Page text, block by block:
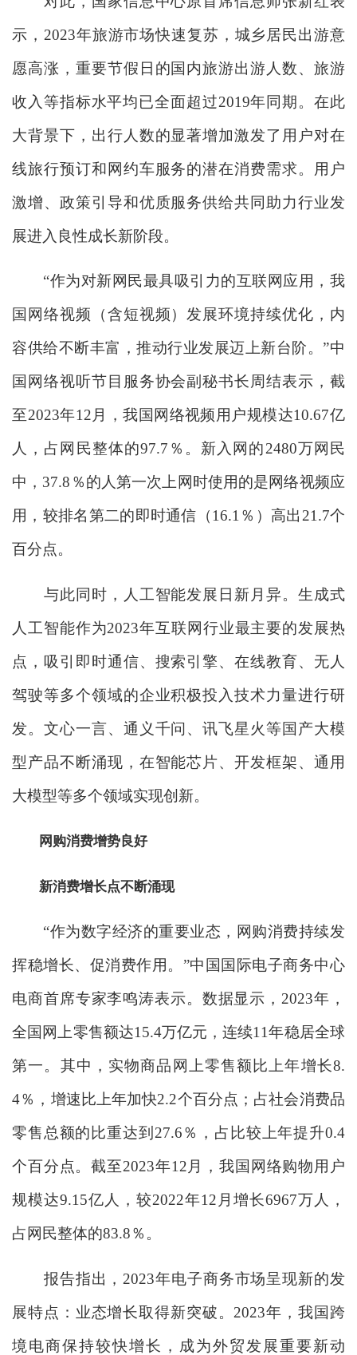
示，2023年旅游市场快速复苏，城乡居民出游意
愿高涨，重要节假日的国内旅游出游人数、旅游
收入等指标水平均已全面超过2019年同期。在此
大背景下，出行人数的显著增加激发了用户对在
线旅行预订和网约车服务的潜在消费需求。用户
激增、政策引导和优质服务供给共同助力行业发
展进入良性成长新阶段。
“作为对新网民最具吸引力的互联网应用，我
国网络视频（含短视频）发展环境持续优化，内
容供给不断丰富，推动行业发展迈上新台阶。”中
国网络视听节目服务协会副秘书长周结表示，截
至2023年12月，我国网络视频用户规模达10.67亿
人，占网民整体的97.7％。新入网的2480万网民
中，37.8％的人第一次上网时使用的是网络视频应
用，较排名第二的即时通信（16.1％）高出21.7个
百分点。
与此同时，人工智能发展日新月异。生成式
人工智能作为2023年互联网行业最主要的发展热
点，吸引即时通信、搜索引擎、在线教育、无人
驾驶等多个领域的企业积极投入技术力量进行研
发。文心一言、通义千问、讯飞星火等国产大模
型产品不断涌现，在智能芯片、开发框架、通用
大模型等多个领域实现创新。
网购消费增势良好
新消费增长点不断涌现
“作为数字经济的重要业态，网购消费持续发
挥稳增长、促消费作用。”中国国际电子商务中心
电商首席专家李鸣涛表示。数据显示，2023年，
全国网上零售额达15.4万亿元，连续11年稳居全球
第一。其中，实物商品网上零售额比上年增长8.
4％，增速比上年加快2.2个百分点；占社会消费品
零售总额的比重达到27.6％，占比较上年提升0.4
个百分点。截至2023年12月，我国网络购物用户
规模达9.15亿人，较2022年12月增长6967万人，
占网民整体的83.8％。
报告指出，2023年电子商务市场呈现新的发
展特点：业态增长取得新突破。2023年，我国跨
境电商保持较快增长，成为外贸发展重要新动